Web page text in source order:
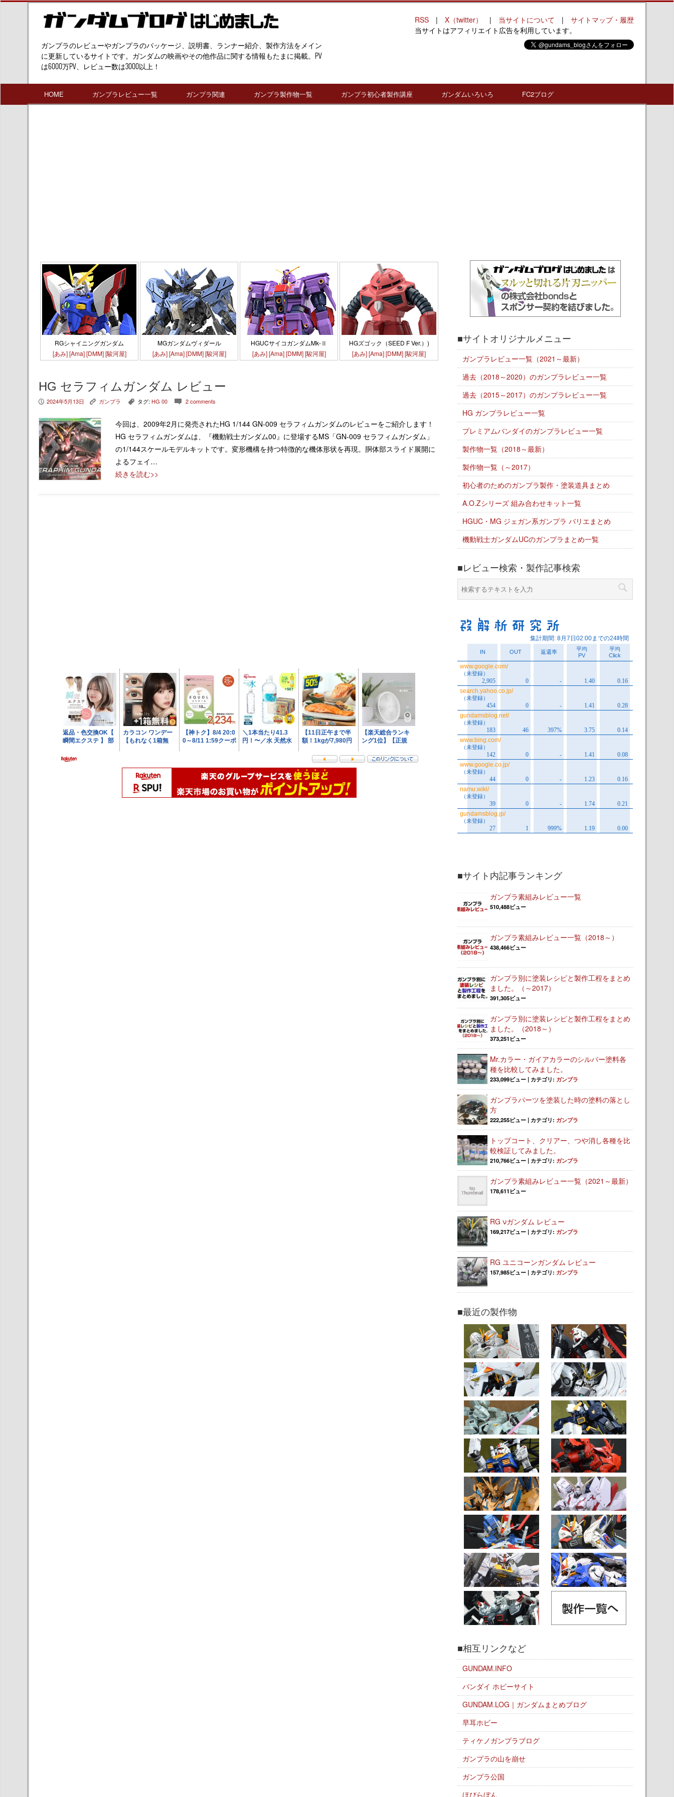
ガンプラのレビューやガンプラのパッケージ、説明書、ランナー紹介、製作方法をメイン
に更新しているサイトです。ガンダムの映画やその他作品に関する情報もたまに掲載。PV
は6000万PV、レビュー数は3000以上！
RSS | X（twitter） | 当サイトについて | サイトマップ・履歴
当サイトはアフィリエイト広告を利用しています。
HOME ガンプラレビュー一覧 ガンプラ関連 ガンプラ製作物一覧 ガンプラ初心者製作講座 ガンダムいろいろ FC2ブログ
RGシャイニングガンダム
[あみ] [Ama] [DMM] [駿河屋]
MGガンダムヴィダール
[あみ] [Ama] [DMM] [駿河屋]
HGUCサイコガンダムMk-Ⅱ
[あみ] [Ama] [DMM] [駿河屋]
HGズゴック（SEED F Ver.）)
[あみ][Ama][DMM][駿河屋]
HG セラフィムガンダム レビュー
P 2024年5月13日 K ガンプラ , タグ: HG 00 c 2 comments
今回は、2009年2月に発売されたHG 1/144 GN-009 セラフィムガンダムのレビューをご紹介します！
HG セラフィムガンダムは、『機動戦士ガンダム00』に登場するMS「GN-009 セラフィムガンダム」
の1/144スケールモデルキットです。変形機構を持つ特徴的な機体形状を再現。胴体部スライド展開に
よるフェイ…
続きを読む>>
■サイトオリジナルメニュー
ガンプラレビュー一覧（2021～最新）
過去（2018～2020）のガンプラレビュー一覧
過去（2015～2017）のガンプラレビュー一覧
HG ガンプラレビュー一覧
プレミアムバンダイのガンプラレビュー一覧
製作物一覧（2018～最新）
製作物一覧（～2017）
初心者のためのガンプラ製作・塗装道具まとめ
A.O.Zシリーズ 組み合わせキット一覧
HGUC・MG ジェガン系ガンプラ バリエまとめ
機動戦士ガンダムUCのガンプラまとめ一覧
■レビュー検索・製作記事検索
■サイト内記事ランキング
ガンプラ素組みレビュー一覧
510,488ビュー
ガンプラ素組みレビュー一覧（2018～）
438,466ビュー
ガンプラ別に塗装レシピと製作工程をまとめ
ました。（～2017）
391,305ビュー
ガンプラ別に塗装レシピと製作工程をまとめ
ました。（2018～）
373,251ビュー
Mr.カラー・ガイアカラーのシルバー塗料各
種を比較してみました。
233,099ビュー | カテゴリ: ガンプラ
ガンプラパーツを塗装した時の塗料の落とし
方
222,255ビュー | カテゴリ: ガンプラ
トップコート、クリアー、つや消し各種を比
較検証してみました。
210,766ビュー | カテゴリ: ガンプラ
ガンプラ素組みレビュー一覧（2021～最新）
178,611ビュー
RG νガンダム レビュー
169,217ビュー | カテゴリ: ガンプラ
RG ユニコーンガンダム レビュー
157,985ビュー | カテゴリ: ガンプラ
■最近の製作物
■相互リンクなど
GUNDAM.INFO
バンダイ ホビーサイト
GUNDAM.LOG｜ガンダムまとめブログ
早耳ホビー
ティケノガンプラブログ
ガンプラの山を崩せ
ガンプラ公国
ほびらぼん